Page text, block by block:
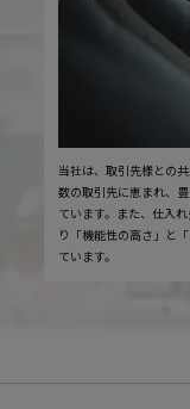
当社は、取引先様との
数の取引先に恵まれ、
ています。また、仕入
り「機能性の高さ」と
ています。